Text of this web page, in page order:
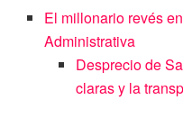
El millonario revés
Administrativa
Desprecio de
claras y la